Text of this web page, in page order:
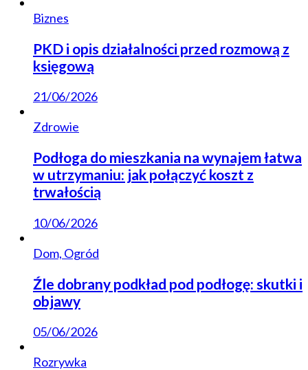
Biznes
PKD i opis działalności przed rozmową z
księgową
21/06/2026
Zdrowie
Podłoga do mieszkania na wynajem łatwa
w utrzymaniu: jak połączyć koszt z
trwałością
10/06/2026
Dom, Ogród
Źle dobrany podkład pod podłogę: skutki i
objawy
05/06/2026
Rozrywka